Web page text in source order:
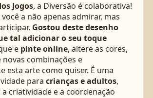
Jogos, a Diversão é colaborativa!
a não apenas admirar, mas
Gostou deste desenho
tal adicionar o seu toque
e pinte online, altere as cores,
combinações e
esta arte como quiser. É uma
para crianças e adultos,
criatividade e a coordenação